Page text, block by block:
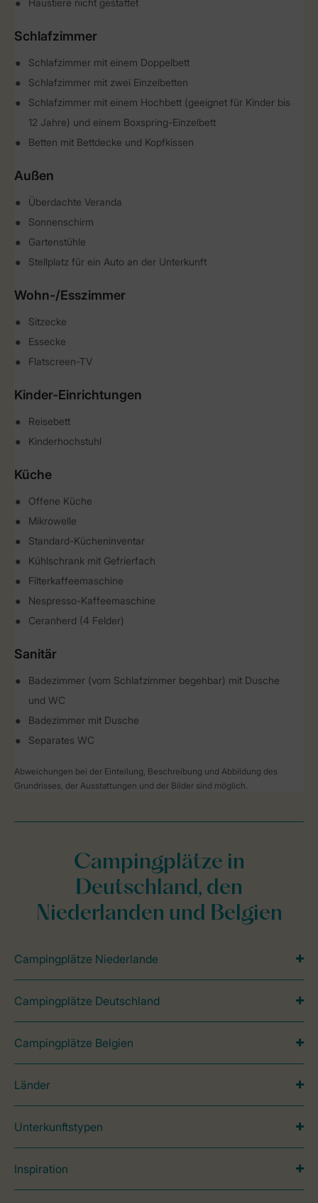
Haustiere nicht gestattet
Schlafzimmer
Schlafzimmer mit einem Doppelbett
Schlafzimmer mit zwei Einzelbetten
Schlafzimmer mit einem Hochbett (geeignet für Kinder bis
12 Jahre) und einem Boxspring-Einzelbett
Betten mit Bettdecke und Kopfkissen
Außen
Überdachte Veranda
Sonnenschirm
Gartenstühle
Stellplatz für ein Auto an der Unterkunft
Wohn-/Esszimmer
Sitzecke
Essecke
Flatscreen-TV
Kinder-Einrichtungen
Reisebett
Kinderhochstuhl
Küche
Offene Küche
Mikrowelle
Standard-Kücheninventar
Kühlschrank mit Gefrierfach
Filterkaffeemaschine
Nespresso-Kaffeemaschine
Ceranherd (4 Felder)
Sanitär
Badezimmer (vom Schlafzimmer begehbar) mit Dusche
und WC
Badezimmer mit Dusche
Separates WC
Abweichungen bei der Einteilung, Beschreibung und Abbildung des
Grundrisses, der Ausstattungen und der Bilder sind möglich.
Campingplätze in
Deutschland, den
Niederlanden und Belgien
Campingplätze Niederlande
Campingplätze Deutschland
Campingplätze Belgien
Länder
Unterkunftstypen
Inspiration